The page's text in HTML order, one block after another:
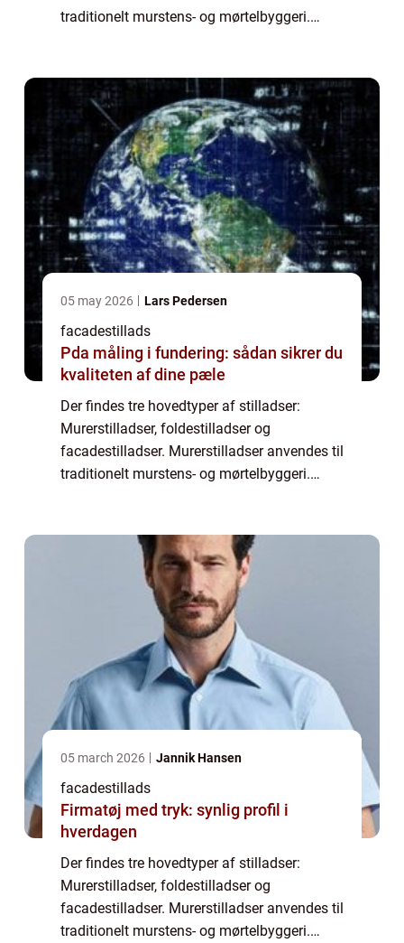
traditionelt murstens- og mørtelbyggeri.
05 may 2026 Lars Pedersen
facadestillads
Pda måling i fundering: sådan sikrer du
kvaliteten af dine pæle
Der findes tre hovedtyper af stilladser:
Murerstilladser, foldestilladser og
facadestilladser. Murerstilladser anvendes til
traditionelt murstens- og mørtelbyggeri.
05 march 2026 Jannik Hansen
facadestillads
Firmatøj med tryk: synlig profil i
hverdagen
Der findes tre hovedtyper af stilladser:
Murerstilladser, foldestilladser og
facadestilladser. Murerstilladser anvendes til
traditionelt murstens- og mørtelbyggeri.